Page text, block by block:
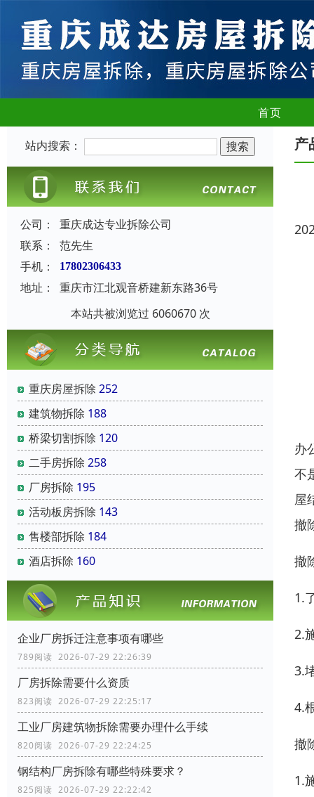
首页
站内搜索：
公司：
重庆成达专业拆除公司
联系：
范先生
手机：
17802306433
地址：
重庆市江北观音桥建新东路36号
本站共被浏览过 6060670 次
重庆房屋拆除 252
建筑物拆除 188
桥梁切割拆除 120
二手房拆除 258
厂房拆除 195
活动板房拆除 143
售楼部拆除 184
酒店拆除 160
企业厂房拆迁注意事项有哪些
789阅读 2026-07-29 22:26:39
厂房拆除需要什么资质
823阅读 2026-07-29 22:25:17
工业厂房建筑物拆除需要办理什么手续
820阅读 2026-07-29 22:24:25
钢结构厂房拆除有哪些特殊要求？
825阅读 2026-07-29 22:22:42
产
办
不
屋
撤
撤
1.
2.
3.
4.
撤
1.